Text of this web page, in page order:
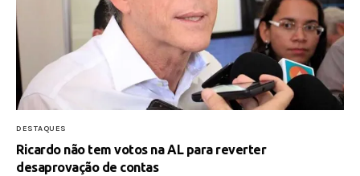
DESTAQUES
Ricardo não tem votos na AL para reverter
desaprovação de contas